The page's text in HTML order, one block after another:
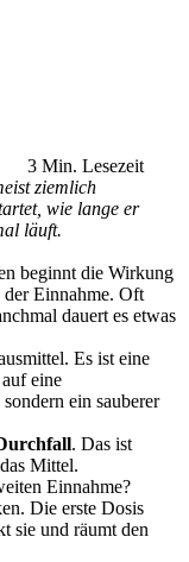
3 Min. Lesezeit
ziemlich
wie lange er
läuft.
beginnt die Wirkung
der Einnahme. Oft
dauert es etwas
Es ist eine
eine
ein sauberer
. Das ist
Mittel.
Einnahme?
Die erste Dosis
sie und räumt den